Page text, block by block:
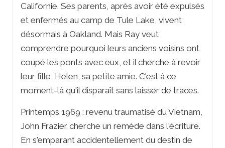
Californie. Ses parents, après avoir été expulsés
et enfermés au camp de Tule Lake, vivent
désormais à Oakland. Mais Ray veut
comprendre pourquoi leurs anciens voisins ont
coupé les ponts avec eux, et il cherche à revoir
leur fille, Helen, sa petite amie. C'est à ce
moment-là qu'il disparaît sans laisser de traces.
Printemps 1969 : revenu traumatisé du Vietnam,
John Frazier cherche un remède dans l'écriture.
En s'emparant accidentellement du destin de